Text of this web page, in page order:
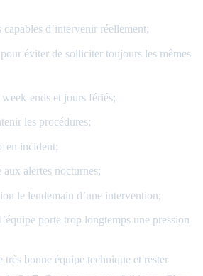
capables d’intervenir réellement;
éviter de solliciter toujours les mêmes
week-ends et jours fériés;
les procédures;
en incident;
alertes nocturnes;
le lendemain d’une intervention;
porte trop longtemps une pression
bonne équipe technique et rester